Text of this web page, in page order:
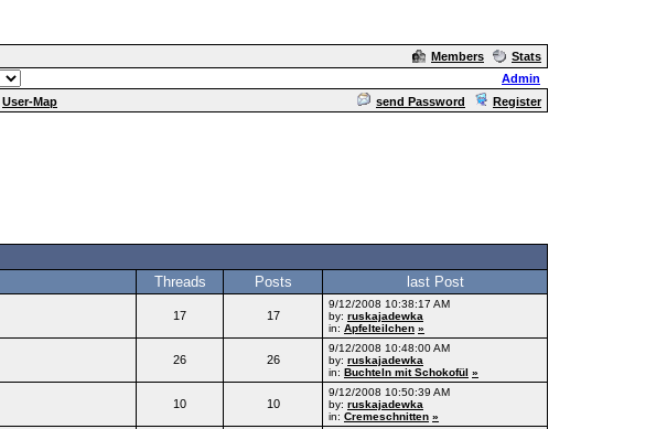
Members
Stats
Admin
User-Map send Password Register
Threads Posts last Post
17 17
9/12/2008 10:38:17 AM
by: ruskajadewka
in: Apfelteilchen »
26 26
9/12/2008 10:48:00 AM
by: ruskajadewka
in: Buchteln mit Schokofül »
10 10
9/12/2008 10:50:39 AM
by: ruskajadewka
in: Cremeschnitten »